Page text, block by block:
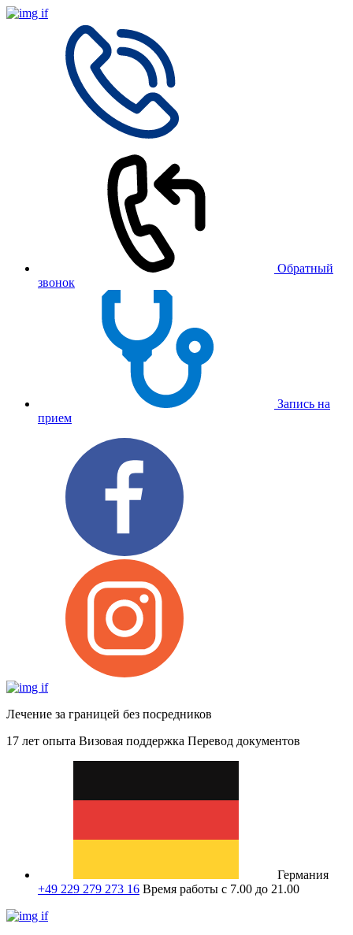
Обратный
звонок
Запись на
прием
Лечение за границей без посредников
17 лет опыта Визовая поддержка Перевод документов
Германия
+49 229 279 273 16 Время работы с 7.00 до 21.00